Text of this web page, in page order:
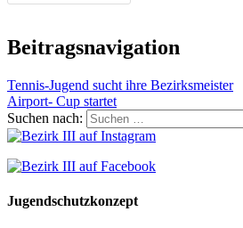
Beitragsnavigation
Tennis-Jugend sucht ihre Bezirksmeister
Airport- Cup startet
Suchen nach:
Jugendschutzkonzept